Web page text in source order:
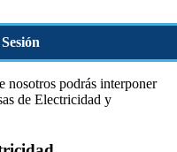
podrás interponer
de Electricidad y